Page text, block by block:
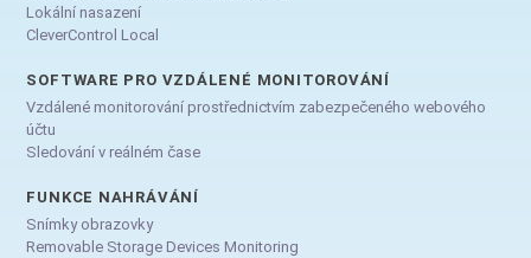
Lokální nasazení
CleverControl Local
SOFTWARE PRO VZDÁLENÉ MONITOROVÁNÍ
Vzdálené monitorování prostřednictvím zabezpečeného webového
účtu
Sledování v reálném čase
FUNKCE NAHRÁVÁNÍ
Snímky obrazovky
Removable Storage Devices Monitoring